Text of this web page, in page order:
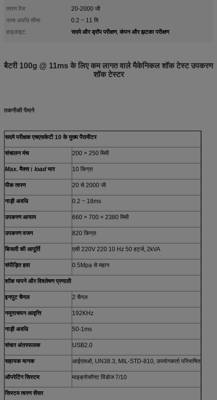
त्वरण रेंज:
20-2000 जी
पल्स अवधि सीमा:
0.2 ~ 11 मि
हाइलाइट:
सदमे और ड्रॉप परीक्षण, कंपन और झटका परीक्षण
बैटरी 100g @ 11ms के लिए कम लागत वाले मैकेनिकल शॉक टेस्ट उपकरण
शॉक टेस्टर
तकनीकी पैमाने
सदमे परीक्षक एचएसकेटी 10 के मुख्य पैरामीटर
संचालन मंच 200 × 250 मिमी
Max. मैक्स। load भार 10 किग्रा
पीक त्वरण 20 से 2000 जी
नाड़ी अवधि 0.2 ~ 18ms
उपकरण आयाम 660 × 700 × 2380 मिमी
उपकरण वजन 820 किग्रा
बिजली की आपूर्ति एसी 220V 220 10 Hz 50 हर्ट्ज, 2kVA
संपीड़ित हवा 0.5Mpa से महान
शॉक मापने और विश्लेषण प्रणाली
इनपुट चैनल 2 चैनल
नमूनाचयन आवृत्ति 192KHz
नाड़ी अवधि 50-1ms
संचार अंतरफलक USB2.0
सहायक मानक आईएसओ, UN38.3, MIL-STD-810, उपयोगकर्ता परिभाषित
ऑपरेटिंग सिस्टम माइक्रोसॉफ्ट विंडोज 7/10
सिस्टम त्वरण सेंसर